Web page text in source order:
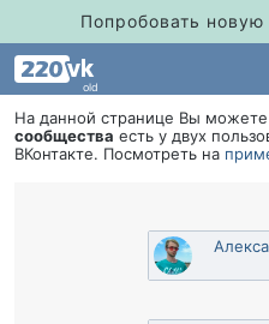
Попробовать
old
На данной странице Вы можете
сообщества есть у двух
Контакте. Посмотреть на